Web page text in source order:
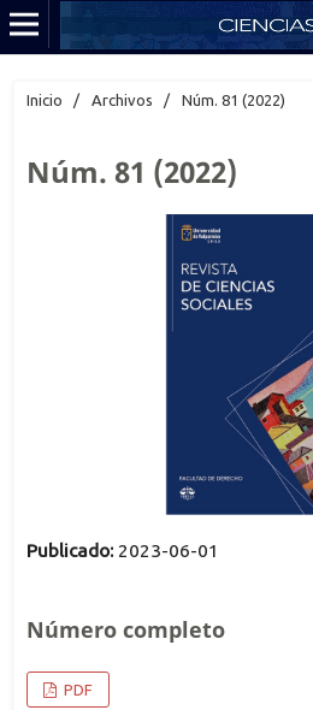
Inicio / Archivos / Núm. 81 (2022)
Núm. 81 (2022)
Publicado: 2023-06-01
Número completo
PDF